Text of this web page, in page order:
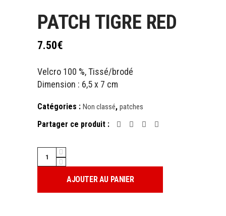
PATCH TIGRE RED
7.50€
Velcro 100 %, Tissé/brodé
Dimension : 6,5 x 7 cm
Catégories : Non classé, patches
Partager ce produit :
TIGRE
AJOUTER AU PANIER